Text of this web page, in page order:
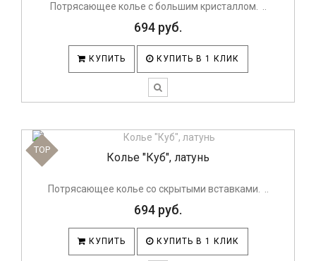
Потрясающее колье с большим кристаллом. ..
694 руб.
КУПИТЬ КУПИТЬ В 1 КЛИК
TOP
Колье "Куб", латунь
Потрясающее колье со скрытыми вставками. ..
694 руб.
КУПИТЬ КУПИТЬ В 1 КЛИК